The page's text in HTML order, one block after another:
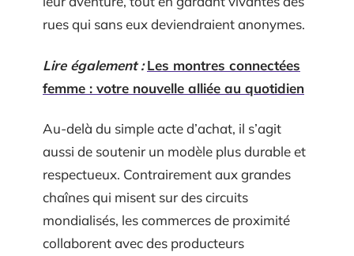
rues qui sans eux deviendraient anonymes.
Lire également : Les montres connectées
femme : votre nouvelle alliée au quotidien
Au-delà du simple acte d’achat, il s’agit
aussi de soutenir un modèle plus durable et
respectueux. Contrairement aux grandes
chaînes qui misent sur des circuits
mondialisés, les commerces de proximité
collaborent avec des producteurs